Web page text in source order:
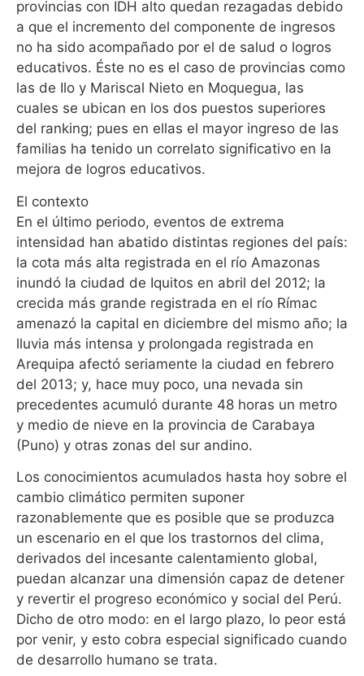
provincias con IDH alto quedan rezagadas debido
a que el incremento del componente de ingresos
no ha sido acompañado por el de salud o logros
educativos. Éste no es el caso de provincias como
las de Ilo y Mariscal Nieto en Moquegua, las
cuales se ubican en los dos puestos superiores
del ranking; pues en ellas el mayor ingreso de las
familias ha tenido un correlato significativo en la
mejora de logros educativos.
El contexto
En el último periodo, eventos de extrema
intensidad han abatido distintas regiones del país:
la cota más alta registrada en el río Amazonas
inundó la ciudad de Iquitos en abril del 2012; la
crecida más grande registrada en el río Rímac
amenazó la capital en diciembre del mismo año; la
lluvia más intensa y prolongada registrada en
Arequipa afectó seriamente la ciudad en febrero
del 2013; y, hace muy poco, una nevada sin
precedentes acumuló durante 48 horas un metro
y medio de nieve en la provincia de Carabaya
(Puno) y otras zonas del sur andino.
Los conocimientos acumulados hasta hoy sobre el
cambio climático permiten suponer
razonablemente que es posible que se produzca
un escenario en el que los trastornos del clima,
derivados del incesante calentamiento global,
puedan alcanzar una dimensión capaz de detener
y revertir el progreso económico y social del Perú.
Dicho de otro modo: en el largo plazo, lo peor está
por venir, y esto cobra especial significado cuando
de desarrollo humano se trata.